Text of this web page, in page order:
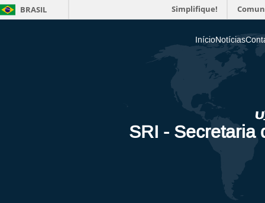
BRASIL Simplifique!
InícioNotícias
SRI - Secretaria